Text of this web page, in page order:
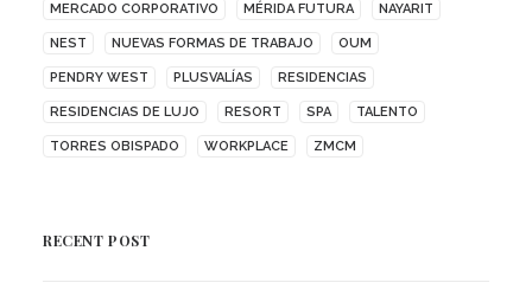
MERCADO CORPORATIVO MÉRIDA FUTURA NAYARIT
NEST NUEVAS FORMAS DE TRABAJO OUM
PENDRY WEST PLUSVALÍAS RESIDENCIAS
RESIDENCIAS DE LUJO RESORT SPA TALENTO
TORRES OBISPADO WORKPLACE ZMCM
RECENT POST